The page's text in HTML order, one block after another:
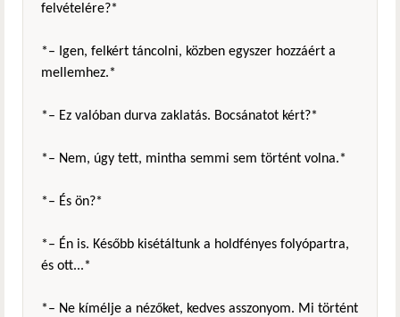
felvételére?*
*– Igen, felkért táncolni, közben egyszer hozzáért a
mellemhez.*
*– Ez valóban durva zaklatás. Bocsánatot kért?*
*– Nem, úgy tett, mintha semmi sem történt volna.*
*– És ön?*
*– Én is. Később kisétáltunk a holdfényes folyópartra,
és ott...*
*– Ne kímélje a nézőket, kedves asszonyom. Mi történt